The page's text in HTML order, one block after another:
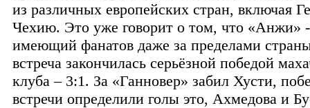
из различных европейских стран, включая
Чехию. Это уже говорит о том, что «Анжи»
имеющий фанатов даже за пределами
встреча закончилась серьёзной победой
клуба – 3:1. За «Ганновер» забил Хусти,
встречи определили голы это, Ахмедова и